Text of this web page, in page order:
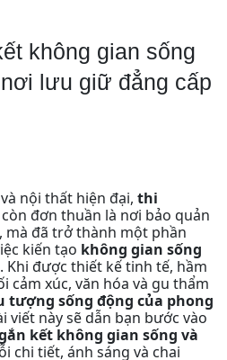
không gian sống
lưu giữ đẳng cấp
nội thất hiện đại, thi
đơn thuần là nơi bảo quản
đã trở thành một phần
kiến tạo không gian sống
. Khi được thiết kế tinh tế, hầm
cảm xúc, văn hóa và gu thẩm
tượng sống động của phong
viết này sẽ dẫn bạn bước vào
kết không gian sống và
chi tiết, ánh sáng và chai